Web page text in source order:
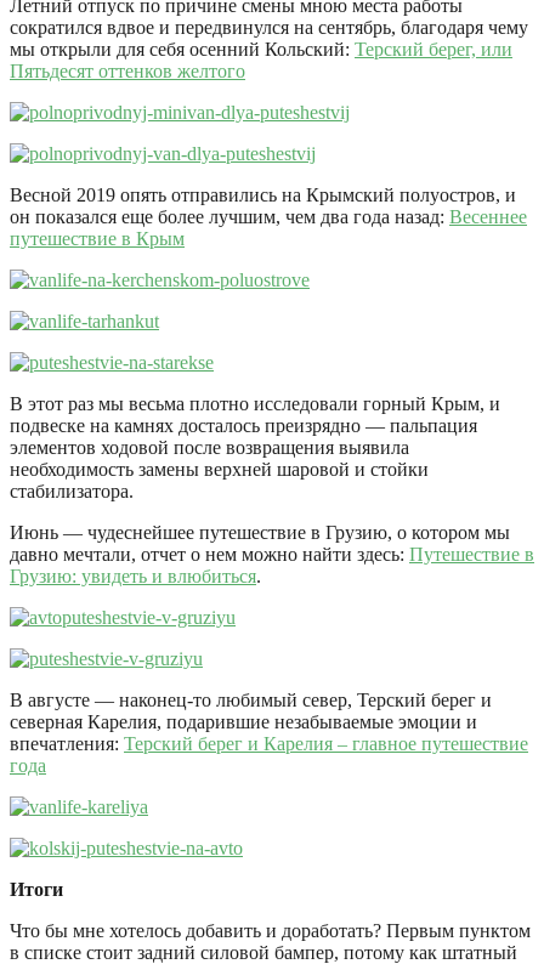
Летний отпуск по причине смены мною места работы
сократился вдвое и передвинулся на сентябрь, благодаря чему
мы открыли для себя осенний Кольский: Терский берег, или
Пятьдесят оттенков желтого
Весной 2019 опять отправились на Крымский полуостров, и
он показался еще более лучшим, чем два года назад: Весеннее
путешествие в Крым
В этот раз мы весьма плотно исследовали горный Крым, и
подвеске на камнях досталось преизрядно — пальпация
элементов ходовой после возвращения выявила
необходимость замены верхней шаровой и стойки
стабилизатора.
Июнь — чудеснейшее путешествие в Грузию, о котором мы
давно мечтали, отчет о нем можно найти здесь: Путешествие в
Грузию: увидеть и влюбиться.
В августе — наконец-то любимый север, Терский берег и
северная Карелия, подарившие незабываемые эмоции и
впечатления: Терский берег и Карелия – главное путешествие
года
Итоги
Что бы мне хотелось добавить и доработать? Первым пунктом
в списке стоит задний силовой бампер, потому как штатный